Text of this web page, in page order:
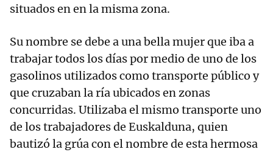
situados en en la misma zona.
Su nombre se debe a una bella mujer que iba a
trabajar todos los días por medio de uno de los
gasolinos utilizados como transporte público y
que cruzaban la ría ubicados en zonas
concurridas. Utilizaba el mismo transporte uno
de los trabajadores de Euskalduna, quien
bautizó la grúa con el nombre de esta hermosa